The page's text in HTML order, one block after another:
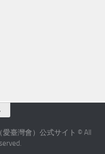
臺灣會）公式サイト © All